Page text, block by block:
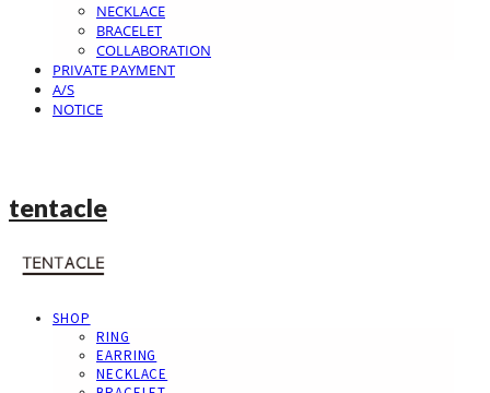
NECKLACE
BRACELET
COLLABORATION
PRIVATE PAYMENT
A/S
NOTICE
tentacle
SHOP
RING
EARRING
NECKLACE